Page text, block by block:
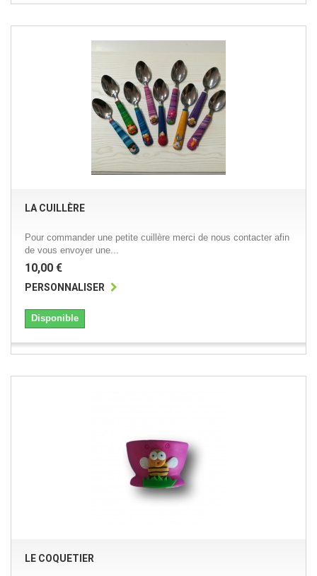
LA CUILLÈRE
Pour commander une petite cuillère merci de nous contacter afin
de vous envoyer une...
10,00 €
PERSONNALISER
Disponible
LE COQUETIER